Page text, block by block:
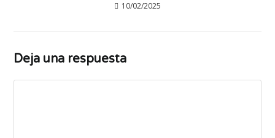
10/02/2025
Deja una respuesta